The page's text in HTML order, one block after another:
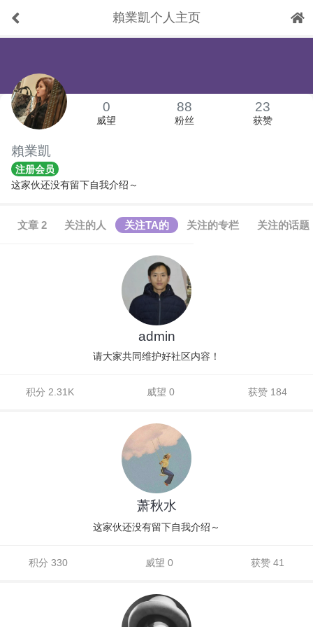
賴業凱个人主页
下拉刷新
0
威望
88
粉丝
23
获赞
賴業凱
注册会员
这家伙还没有留下自我介绍～
文章 2 关注的人 关注TA的 关注的专栏 关注的话题
admin
请大家共同维护好社区内容！
积分 2.31K 威望 0 获赞 184
萧秋水
这家伙还没有留下自我介绍～
积分 330 威望 0 获赞 41